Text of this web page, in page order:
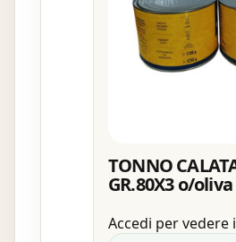
TONNO
GR.80X3 o/oliva
Accedi per vedere